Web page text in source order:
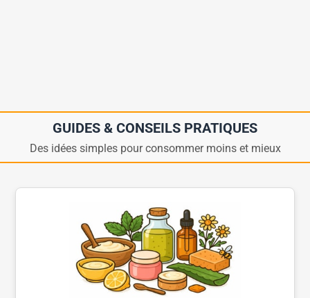
GUIDES & CONSEILS PRATIQUES
Des idées simples pour consommer moins et mieux